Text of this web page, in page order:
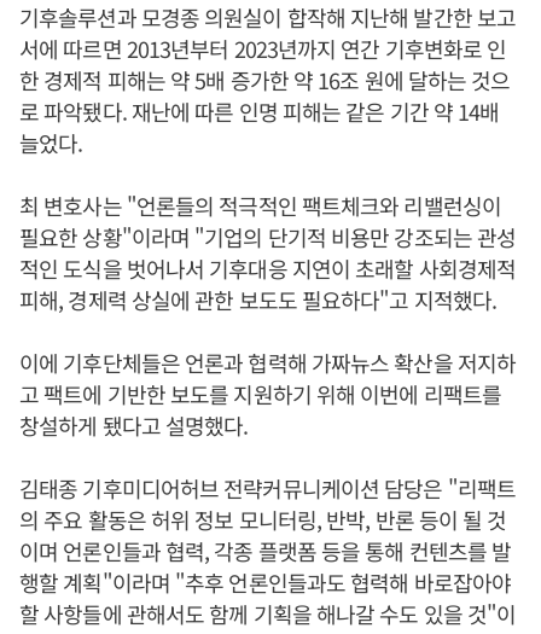
기후솔루션과 모경종 의원실이 합작해 지난해 발간한 보고
서에 따르면 2013년부터 2023년까지 연간 기후변화로 인
한 경제적 피해는 약 5배 증가한 약 16조 원에 달하는 것으
로 파악됐다. 재난에 따른 인명 피해는 같은 기간 약 14배
늘었다.
최 변호사는 "언론들의 적극적인 팩트체크와 리밸런싱이
필요한 상황"이라며 "기업의 단기적 비용만 강조되는 관성
적인 도식을 벗어나서 기후대응 지연이 초래할 사회경제적
피해, 경제력 상실에 관한 보도도 필요하다"고 지적했다.
이에 기후단체들은 언론과 협력해 가짜뉴스 확산을 저지하
고 팩트에 기반한 보도를 지원하기 위해 이번에 리팩트를
창설하게 됐다고 설명했다.
김태종 기후미디어허브 전략커뮤니케이션 담당은 "리팩트
의 주요 활동은 허위 정보 모니터링, 반박, 반론 등이 될 것
이며 언론인들과 협력, 각종 플랫폼 등을 통해 컨텐츠를 발
행할 계획"이라며 "추후 언론인들과도 협력해 바로잡아야
할 사항들에 관해서도 함께 기획을 해나갈 수도 있을 것"이